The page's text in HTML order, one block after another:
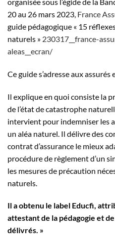
20 au 26 mars 2023, France
guide pédagogique « 15
naturels » 230317__france-
aleas__ecran/
Ce guide s’adresse aux assurés
Il explique en quoi consiste la
de l’état de catastrophe
intervient pour indemniser les
un aléa naturel. Il délivre des
contrat d’assurance le mieux
procédure de règlement d’un
les mesures de précaution
naturels.
Il a obtenu le label Educfi,
attestant de la pédagogie et
délivrés. »